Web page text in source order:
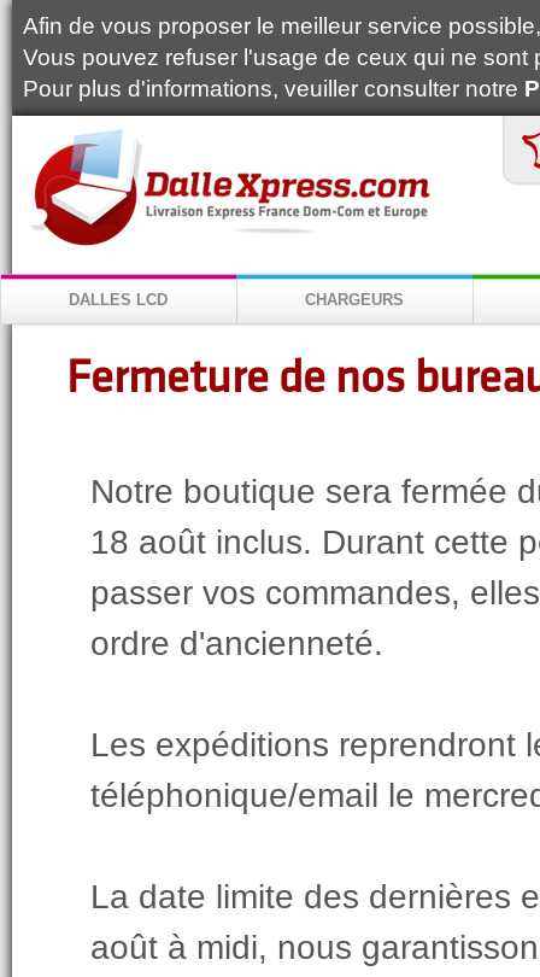
Afin de vous proposer le meilleur service
Vous pouvez refuser l'usage de ceux qui ne
Pour plus d'informations, veuiller consulter notre
DALLES LCD CHARGEURS
Fermeture de nos
Notre boutique sera fermée
18 août inclus. Durant cette
passer vos commandes,
ordre d'ancienneté.
Les expéditions reprendront
téléphonique/email le
La date limite des dernières
août à midi, nous